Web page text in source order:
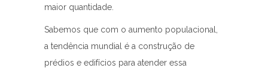
maior quantidade.
Sabemos que com o aumento populacional,
a tendência mundial é a construção de
prédios e edifícios para atender essa